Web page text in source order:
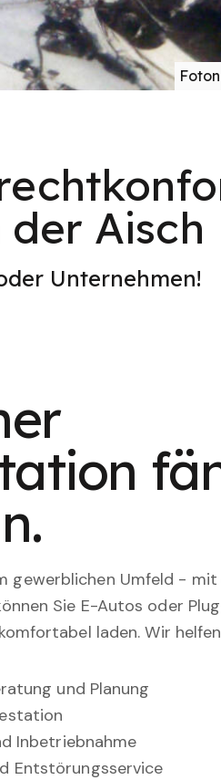
Aisch
Unternehmen!
gewerblichen Umfeld -
Sie E-Autos oder
laden. Wir
und Planung
Inbetriebnahme
Entstörungsservice